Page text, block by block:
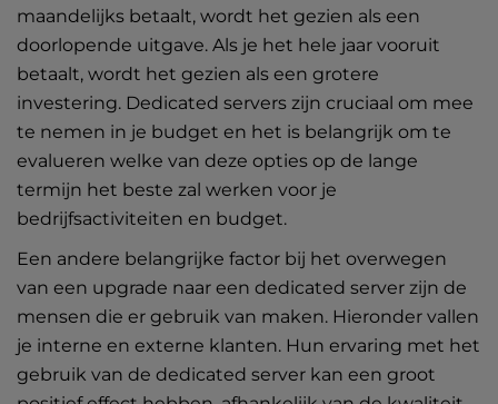
maandelijks betaalt, wordt het gezien als een
doorlopende uitgave. Als je het hele jaar vooruit
betaalt, wordt het gezien als een grotere
investering. Dedicated servers zijn cruciaal om mee
te nemen in je budget en het is belangrijk om te
evalueren welke van deze opties op de lange
termijn het beste zal werken voor je
bedrijfsactiviteiten en budget.
Een andere belangrijke factor bij het overwegen
van een upgrade naar een dedicated server zijn de
mensen die er gebruik van maken. Hieronder vallen
je interne en externe klanten. Hun ervaring met het
gebruik van de dedicated server kan een groot